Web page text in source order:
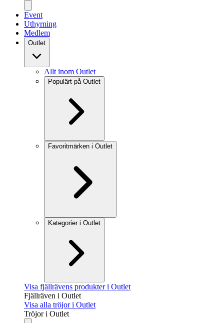
Event
Uthyrning
Medlem
Outlet
Allt inom Outlet
Populärt på Outlet
Favoritmärken i Outlet
Kategorier i Outlet
Visa fjällrävens produkter i Outlet
Fjällräven i Outlet
Visa alla tröjor i Outlet
Tröjor i Outlet